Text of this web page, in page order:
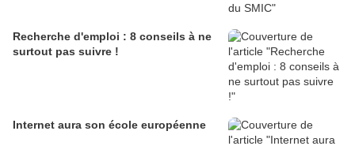
Recherche d'emploi : 8 conseils à ne
surtout pas suivre !
Internet aura son école européenne